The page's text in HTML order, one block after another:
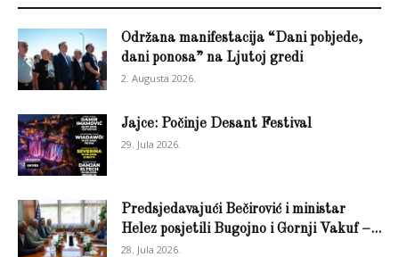
Održana manifestacija “Dani pobjede,
dani ponosa” na Ljutoj gredi
2. Augusta 2026.
Jajce: Počinje Desant Festival
29. Jula 2026.
Predsjedavajući Bečirović i ministar
Helez posjetili Bugojno i Gornji Vakuf –...
28. Jula 2026.